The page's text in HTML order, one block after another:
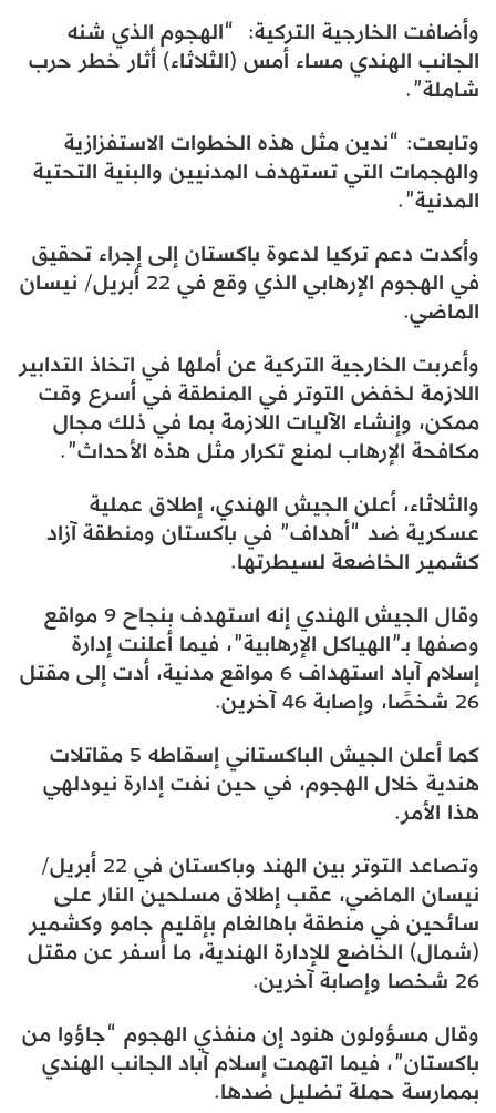
وأضافت الخارجية التركية: “الهجوم الذي شنه
الجانب الهندي مساء أمس (الثلاثاء) أثار خطر حرب
شاملة”.
وتابعت: “ندين مثل هذه الخطوات الاستفزازية
والهجمات التي تستهدف المدنيين والبنية التحتية
المدنية”.
وأكدت دعم تركيا لدعوة باكستان إلى إجراء تحقيق
في الهجوم الإرهابي الذي وقع في 22 أبريل/ نيسان
الماضي.
وأعربت الخارجية التركية عن أملها في اتخاذ التدابير
اللازمة لخفض التوتر في المنطقة في أسرع وقت
ممكن، وإنشاء الآليات اللازمة بما في ذلك مجال
مكافحة الإرهاب لمنع تكرار مثل هذه الأحداث”.
والثلاثاء، أعلن الجيش الهندي، إطلاق عملية
عسكرية ضد “أهداف” في باكستان ومنطقة آزاد
كشمير الخاضعة لسيطرتها.
وقال الجيش الهندي إنه استهدف بنجاح 9 مواقع
وصفها بـ”الهياكل الإرهابية”، فيما أعلنت إدارة
إسلام آباد استهداف 6 مواقع مدنية، أدت إلى مقتل
26 شخصًا، وإصابة 46 آخرين.
كما أعلن الجيش الباكستاني إسقاطه 5 مقاتلات
هندية خلال الهجوم، في حين نفت إدارة نيودلهي
هذا الأمر.
وتصاعد التوتر بين الهند وباكستان في 22 أبريل/
نيسان الماضي، عقب إطلاق مسلحين النار على
سائحين في منطقة باهالغام بإقليم جامو وكشمير
(شمال) الخاضع للإدارة الهندية، ما أسفر عن مقتل
26 شخصا وإصابة آخرين.
وقال مسؤولون هنود إن منفذي الهجوم “جاؤوا من
باكستان”، فيما اتهمت إسلام آباد الجانب الهندي
بممارسة حملة تضليل ضدها.